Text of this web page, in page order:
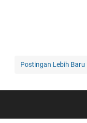
Postingan Lebih Baru